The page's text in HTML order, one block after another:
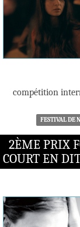
compétition
FESTIVAL DE
2ÈME PRIX
COURT EN